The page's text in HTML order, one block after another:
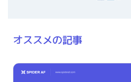
オススメの記事